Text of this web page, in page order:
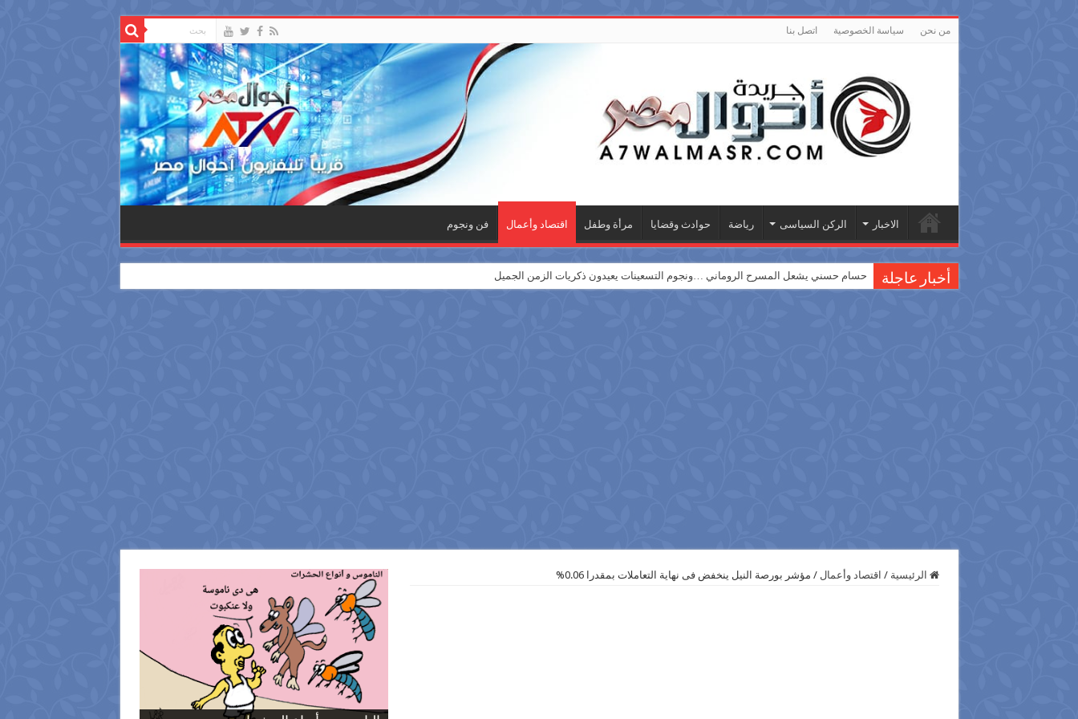
من نحن سياسة الخصوصية اتصل بنا
الاخبار الركن السياسى رياضة حوادث وقضايا مرأة وطفل اقتصاد وأعمال فن ونجوم
أخبار عاجلة حسام حسني يشعل المسرح الروماني …ونجوم التسعينات يعيدون ذكريات الزمن الجميل
الرئيسية / اقتصاد وأعمال / مؤشر بورصة النيل ينخفض فى نهاية التعاملات بمقدرا 0.06%